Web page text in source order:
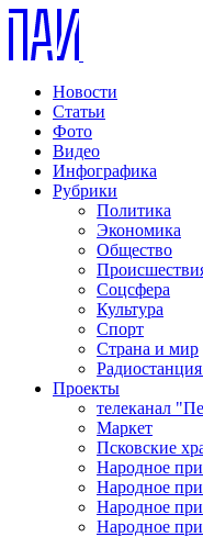
Новости
Статьи
Фото
Видео
Инфографика
Рубрики
Политика
Экономика
Общество
Соцсфера
Культура
Спорт
Страна и мир
Проекты
телеканал
Маркет
Псковские
Народное
Народное
Народное
Народное